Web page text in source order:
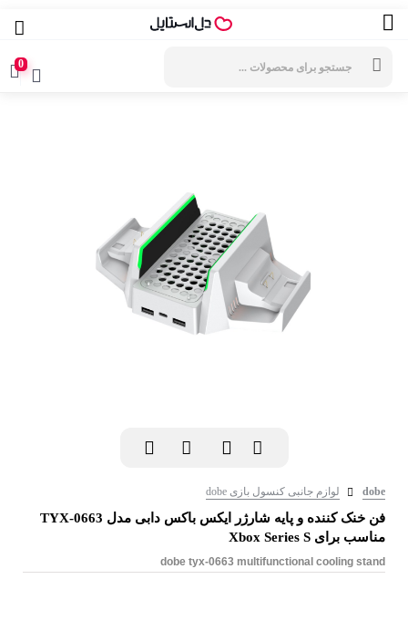
0
dobe لوازم جانبی کنسول بازی dobe
فن خنک کننده و پایه شارژر ایکس باکس دابی مدل TYX-0663
مناسب برای Xbox Series S
dobe tyx-0663 multifunctional cooling stand